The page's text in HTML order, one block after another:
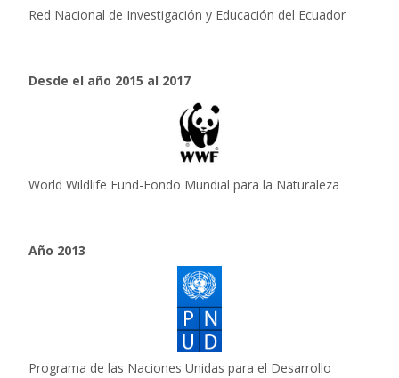
Red Nacional de Investigación y Educación del Ecuador
Desde el año 2015 al 2017
World Wildlife Fund-Fondo Mundial para la Naturaleza
Año 2013
Programa de las Naciones Unidas para el Desarrollo